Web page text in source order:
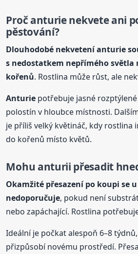
Pročanturienekvete ani
pěstování?
Dlouhodobé nekveteníanturie
s nedostatkem nepřímého světla
kořenů. Rostlina může růst, ale
Anturie potřebuje jasné
polostín v hloubce místnosti.
je příliš velký květináč, kdy rostlina
do kořenů místo květů.
Mohu anturii přesadit
Okamžité přesazení po koupi se
nedoporučuje, pokud není
nebo zapáchající. Rostlina
Ideální je počkat alespoň 6–8
přizpůsobí novému prostředí.